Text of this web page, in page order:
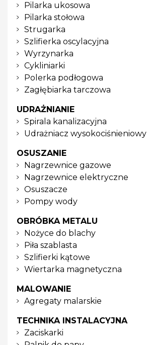
Pilarka ukosowa
Pilarka stołowa
Strugarka
Szlifierka oscylacyjna
Wyrzynarka
Cykliniarki
Polerka podłogowa
Zagłębiarka tarczowa
UDRAŻNIANIE
Spirala kanalizacyjna
Udrażniacz wysokociśnieniowy
OSUSZANIE
Nagrzewnice gazowe
Nagrzewnice elektryczne
Osuszacze
Pompy wody
OBRÓBKA METALU
Nożyce do blachy
Piła szablasta
Szlifierki kątowe
Wiertarka magnetyczna
MALOWANIE
Agregaty malarskie
TECHNIKA INSTALACYJNA
Zaciskarki